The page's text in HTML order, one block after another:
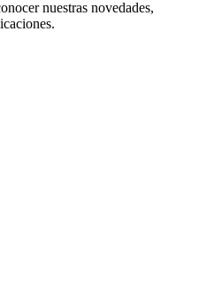
nuestras novedades,